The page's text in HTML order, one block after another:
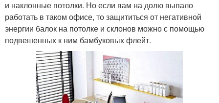
и наклонные потолки. Но если вам на долю выпало
работать в таком офисе, то защититься от негативной
энергии балок на потолке и склонов можно с помощью
подвешенных к ним бамбуковых флейт.